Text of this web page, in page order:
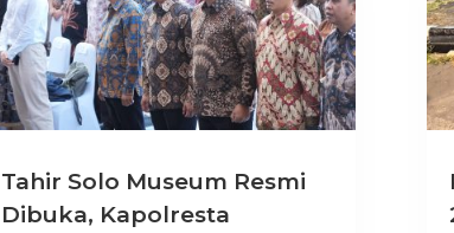
Tahir Solo Museum Resmi
Dibuka, Kapolresta